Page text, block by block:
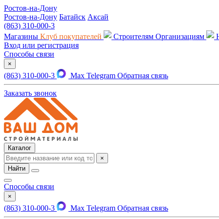
Ростов-на-Дону
Ростов-на-Дону Батайск Аксай
(863) 310-000-3
Магазины Клуб покупателей Строителям Организациям
Вход или регистрация
Способы связи
×
(863) 310-000-3 Max Telegram Обратная связь
Заказать звонок
Каталог
×
Найти
Способы связи
×
(863) 310-000-3 Max Telegram Обратная связь